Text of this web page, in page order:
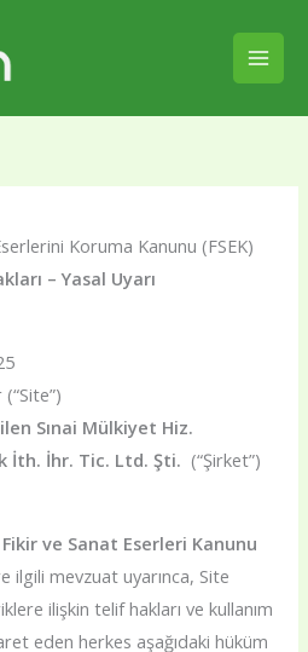
Koruma Kanunu (FSEK)
– Yasal Uyarı
Sınai Mülkiyet Hiz.
İth. İhr. Tic. Ltd. Şti. (“Şirket”)
Fikir ve Sanat Eserleri Kanunu
ilgili mevzuat uyarınca, Site
ilişkin telif hakları ve kullanım
eden herkes aşağıdaki hüküm